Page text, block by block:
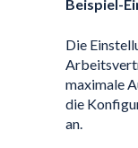
Beispiel-
Die
maximale
die
an.